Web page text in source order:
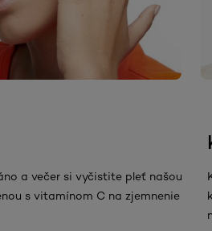
a večer si vyčistite pleť našou
s vitamínom C na zjemnenie